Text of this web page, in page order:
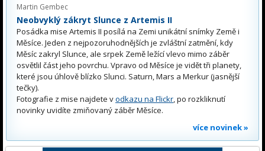
Martin Gembec
Neobvyklý zákryt Slunce z Artemis II
Posádka mise Artemis II posílá na Zemi unikátní snímky Země i
Měsíce. Jeden z nejpozoruhodnějších je zvláštní zatmění, kdy
Měsíc zakryl Slunce, ale srpek Země ležící vlevo mimo záběr
osvětlil část jeho povrchu. Vpravo od Měsíce je vidět tři planety,
které jsou úhlově blízko Slunci. Saturn, Mars a Merkur (jasnější
tečky).
Fotografie z mise najdete vodkazu na Flickr , po rozkliknutí
novinky uvidíte zmiňovaný záběr Měsíce.
více novinek »